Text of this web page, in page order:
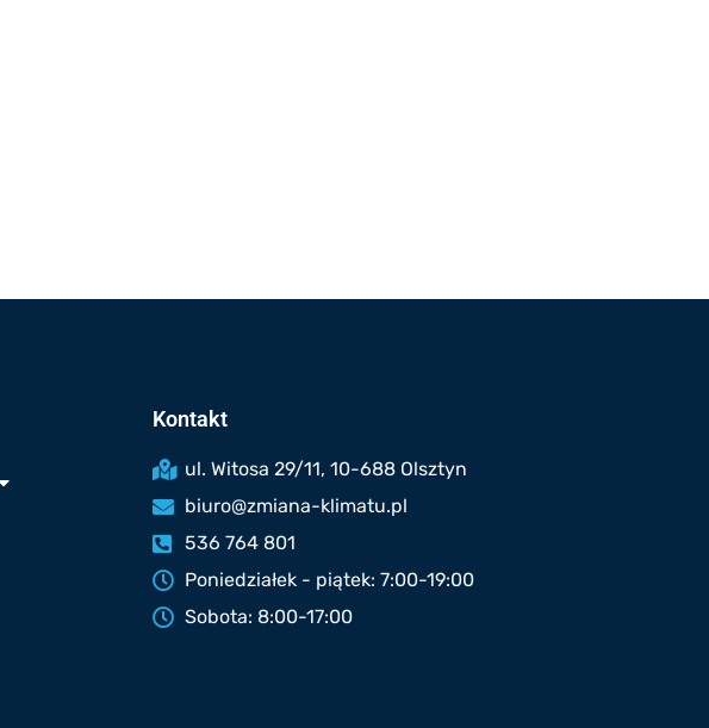
Kontakt
ul. Witosa 29/11, 10-688 Olsztyn
biuro@zmiana-klimatu.pl
536 764 801
Poniedziałek - piątek: 7:00-19:00
Sobota: 8:00-17:00